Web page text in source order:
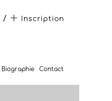
/ Inscription
Biographie Contact